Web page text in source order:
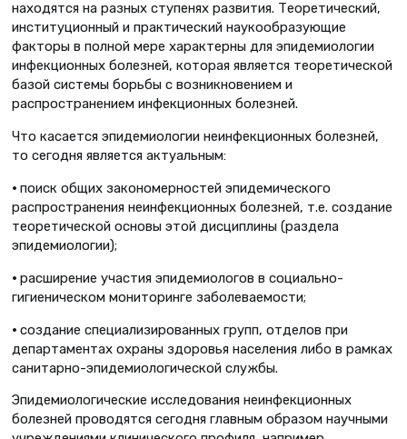
находятся на разных ступенях развития. Теоретический,
институционный и практический наукообразующие
факторы в полной мере характерны для эпидемиологии
инфекционных болезней, которая является теоретической
базой системы борьбы с возникновением и
распространением инфекционных болезней.
Что касается эпидемиологии неинфекционных болезней,
то сегодня является актуальным:
• поиск общих закономерностей эпидемического
распространения неинфекционных болезней, т.е. создание
теоретической основы этой дисциплины (раздела
эпидемиологии);
• расширение участия эпидемиологов в социально-
гигиеническом мониторинге заболеваемости;
• создание специализированных групп, отделов при
департаментах охраны здоровья населения либо в рамках
санитарно-эпидемиологической службы.
Эпидемиологические исследования неинфекционных
болезней проводятся сегодня главным образом научными